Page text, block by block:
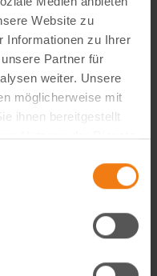
Website zu
Informationen zu Ihrer
Partner für
weiter. Unsere
möglicherweise mit
ihnen bereitgestellt
Nutzung der Dienste
Content Creator
und E-Commerce-